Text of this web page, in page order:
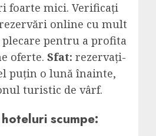
foarte mici. Verificați
online cu mult
pentru a profita
oferte. Sfat: rezervați-
puțin o lună înainte,
turistic de vârf.
scumpe: